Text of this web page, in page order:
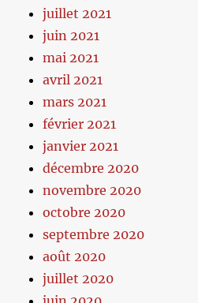
juillet 2021
juin 2021
mai 2021
avril 2021
mars 2021
février 2021
janvier 2021
décembre 2020
novembre 2020
octobre 2020
septembre 2020
août 2020
juillet 2020